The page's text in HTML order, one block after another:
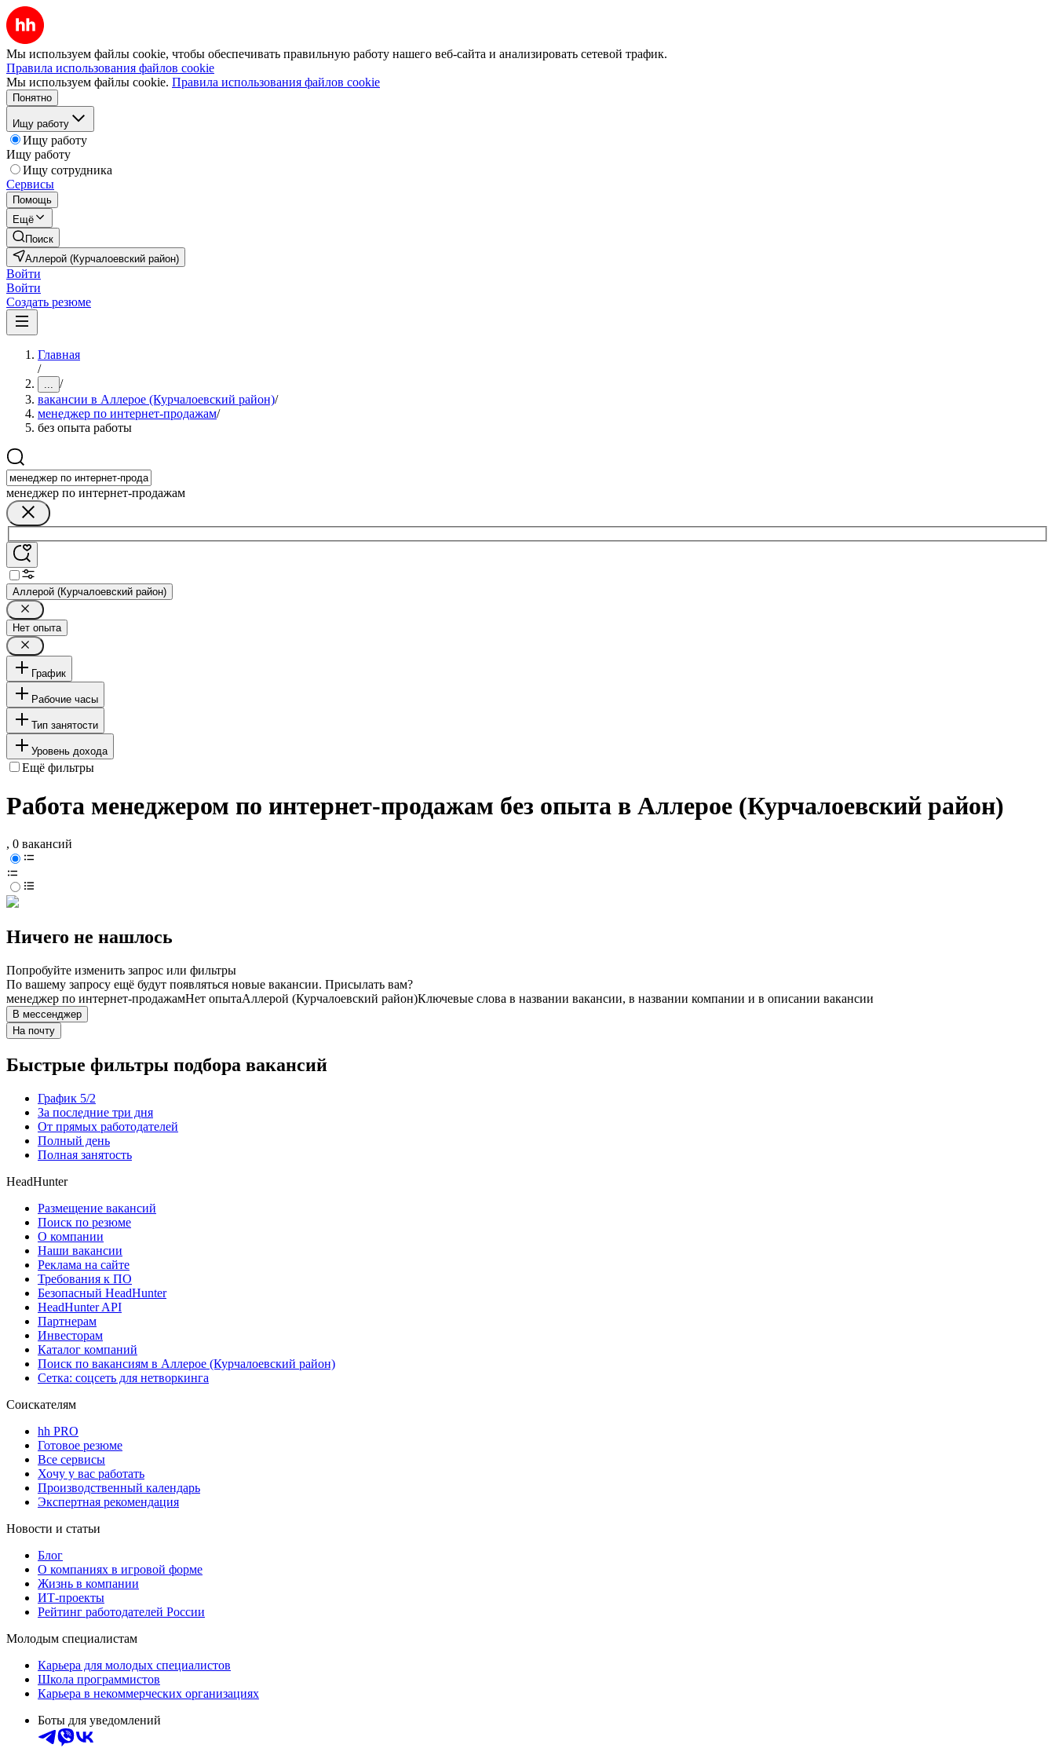
Мы используем файлы cookie, чтобы обеспечивать правильную работу нашего веб-сайта и анализировать сетевой трафик.
Правила использования файлов cookie
Мы используем файлы cookie. Правила использования файлов cookie
Понятно
Ищу работу
Ищу работу
Ищу работу
Ищу сотрудника
Сервисы
Помощь
Ещё
Поиск
Аллерой (Курчалоевский район)
Войти
Войти
Создать резюме
Главная
/
... /
вакансии в Аллерое (Курчалоевский район)/
менеджер по интернет-продажам/
без опыта работы
менеджер по интернет-продажам
Аллерой (Курчалоевский район)
Нет опыта
График
Рабочие часы
Тип занятости
Уровень дохода
Ещё фильтры
Работа менеджером по интернет-продажам без опыта в Аллерое (Курчалоевский район)
, 0 вакансий
Ничего не нашлось
Попробуйте изменить запрос или фильтры
По вашему запросу ещё будут появляться новые вакансии. Присылать вам?
менеджер по интернет-продажамНет опытаАллерой (Курчалоевский район)Ключевые слова в названии вакансии, в названии компании и в описании вакансии
В мессенджер
На почту
Быстрые фильтры подбора вакансий
График 5/2
За последние три дня
От прямых работодателей
Полный день
Полная занятость
HeadHunter
Размещение вакансий
Поиск по резюме
О компании
Наши вакансии
Реклама на сайте
Требования к ПО
Безопасный HeadHunter
HeadHunter API
Партнерам
Инвесторам
Каталог компаний
Поиск по вакансиям в Аллерое (Курчалоевский район)
Сетка: соцсеть для нетворкинга
Соискателям
hh PRO
Готовое резюме
Все сервисы
Хочу у вас работать
Производственный календарь
Экспертная рекомендация
Новости и статьи
Блог
О компаниях в игровой форме
Жизнь в компании
ИТ-проекты
Рейтинг работодателей России
Молодым специалистам
Карьера для молодых специалистов
Школа программистов
Карьера в некоммерческих организациях
Боты для уведомлений